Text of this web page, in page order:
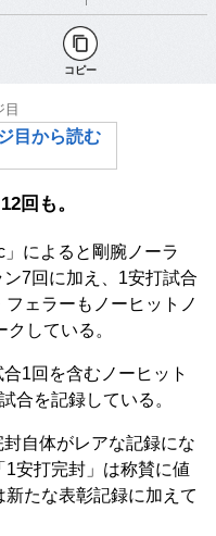
コピー
目
目から読む
回も。
によると剛腕ノーラ
7回に加え、1安打試合
ェラーもノーヒットノ
している。
1回を含むノーヒット
合を記録している。
自体がレアな記録にな
安打完封」は称賛に値
たな表彰記録に加えて